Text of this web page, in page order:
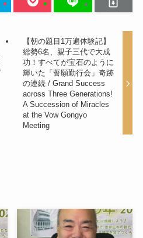
【朝の題目1万遍体験記】
総勢6名、親子三代で大成
功！すべてが宝石のように
輝いた「誓願勤行会」奇跡
の連続 / Grand Success
across Three Generations!
A Succession of Miracles
at the Vow Gongyo
Meeting